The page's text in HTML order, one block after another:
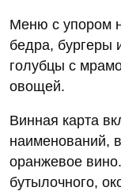
Меню с упором
бедра, бургеры
голубцы с
овощей.
Винная карта
наименований,
оранжевое
бутылочного,